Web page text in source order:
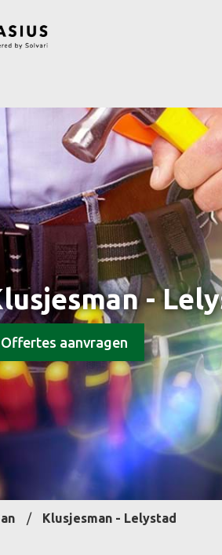
-
Offertes aanvragen
Klusjesman - Lelystad